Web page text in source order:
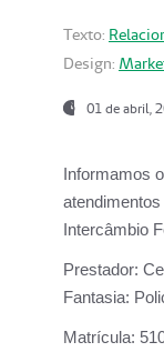
Texto:
Design:
01 de abril,
Informamos
Intercâmbio
Prestador:
Fantasia:
Matrícula: